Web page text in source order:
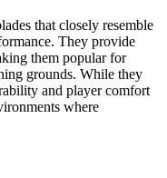
that closely resemble
They provide
them popular for
grounds. While they
and player comfort
where